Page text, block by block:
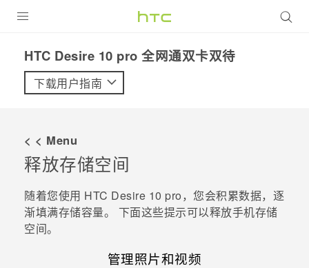
VIVE
支持帮助
在线客服
HTC Desire 10 pro 全网通双卡双待‎
下载用户指南
< < Menu
释放存储空间
随着您使用 HTC Desire 10 pro，您会积累数据，逐
渐填满存储容量。 下面这些提示可以释放手机存储
空间。
管理照片和视频